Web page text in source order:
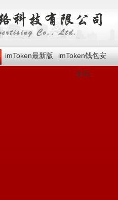
imToken最新版 imToken钱包安
全吗